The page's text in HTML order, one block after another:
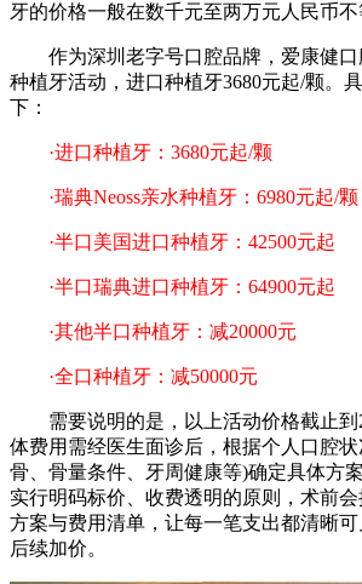
牙的价格一般在数千元至两万元人民币不
作为深圳老字号口腔品牌，爱康健口
种植牙活动，进口种植牙3680元起/颗。
下：
·进口种植牙：3680元起/颗
·瑞典Neoss亲水种植牙：6980元起/颗
·半口美国进口种植牙：42500元起
·半口瑞典进口种植牙：64900元起
·其他半口种植牙：减20000元
·全口种植牙：减50000元
需要说明的是，以上活动价格截止到
体费用需经医生面诊后，根据个人口腔
骨、骨量条件、牙周健康等)确定具体方
实行明码标价、收费透明的原则，术前
方案与费用清单，让每一笔支出都清晰
后续加价。